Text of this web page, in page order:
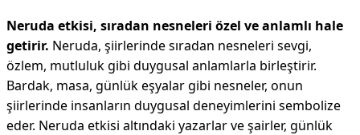
Neruda etkisi, sıradan nesneleri özel ve anlamlı hale
getirir. Neruda, şiirlerinde sıradan nesneleri sevgi,
özlem, mutluluk gibi duygusal anlamlarla birleştirir.
Bardak, masa, günlük eşyalar gibi nesneler, onun
şiirlerinde insanların duygusal deneyimlerini sembolize
eder. Neruda etkisi altındaki yazarlar ve şairler, günlük